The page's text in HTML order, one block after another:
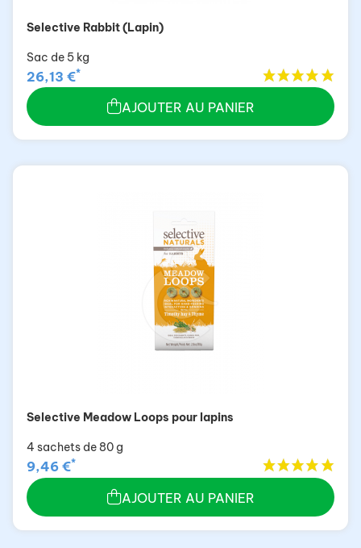
Selective Rabbit (Lapin)
Sac de 5 kg
26,13 €*
AJOUTER AU PANIER
Selective Meadow Loops pour lapins
4 sachets de 80 g
9,46 €*
AJOUTER AU PANIER